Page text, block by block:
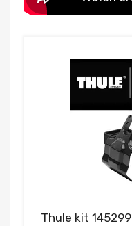
Thule kit 145299